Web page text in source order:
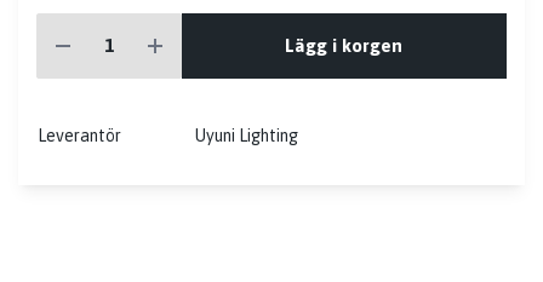
Lägg i korgen
Leverantör Uyuni Lighting